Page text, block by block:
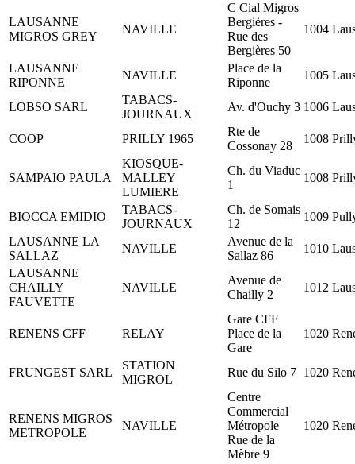
LAUSANNE
MIGROS GREY
NAVILLE
C Cial Migros
Bergières -
Rue des
Bergières 50
1004
LAUSANNE
RIPONNE
NAVILLE
Place de la
Riponne
1005
LOBSO SARL
TABACS-
JOURNAUX
Av. d'Ouchy 3 1006
COOP PRILLY 1965
Rte de
Cossonay 28
1008
SAMPAIO PAULA
KIOSQUE-
MALLEY
LUMIERE
Ch. du Viaduc
1
1008
BIOCCA EMIDIO
TABACS-
JOURNAUX
Ch. de Somais
12
1009
LAUSANNE LA
SALLAZ
NAVILLE
Avenue de la
Sallaz 86
1010
LAUSANNE
CHAILLY
FAUVETTE
NAVILLE
Avenue de
Chailly 2
1012
RENENS CFF RELAY
Gare CFF
Place de la
Gare
1020
FRUNGEST SARL
STATION
MIGROL
Rue du Silo 7 1020
RENENS MIGROS
METROPOLE
NAVILLE
Centre
Commercial
Métropole
Rue de la
Mèbre 9
1020